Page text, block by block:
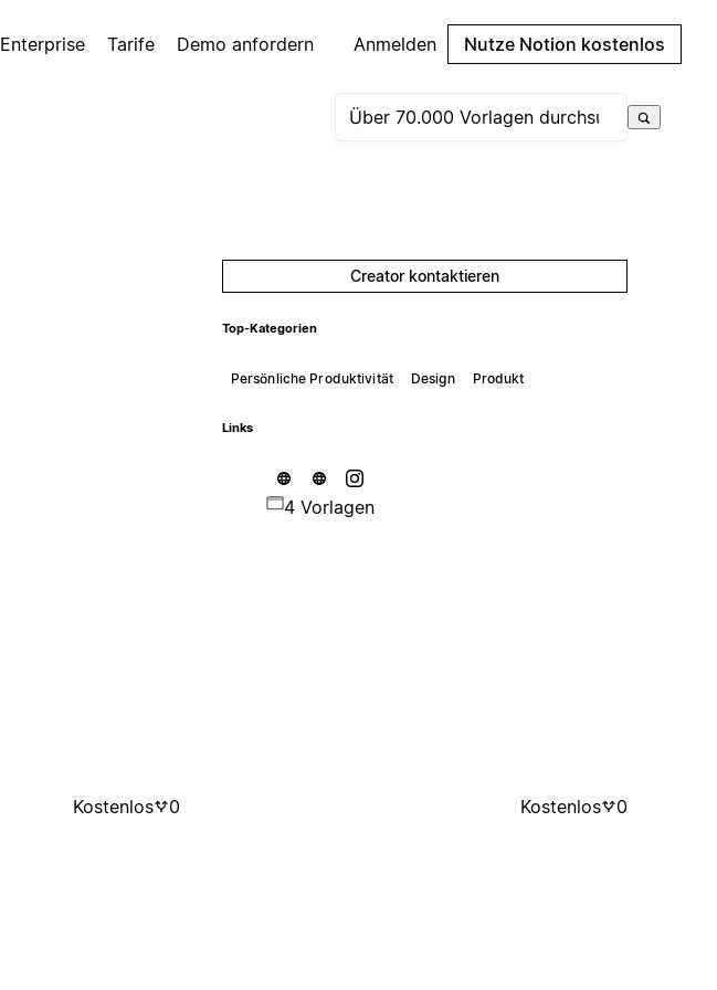
Enterprise Tarife Demo anfordern Anmelden Nutze Notion kostenlos
Creator kontaktieren
Top-Kategorien
Persönliche Produktivität Design Produkt
Links
4 Vorlagen
Kostenlos 0 Kostenlos 0